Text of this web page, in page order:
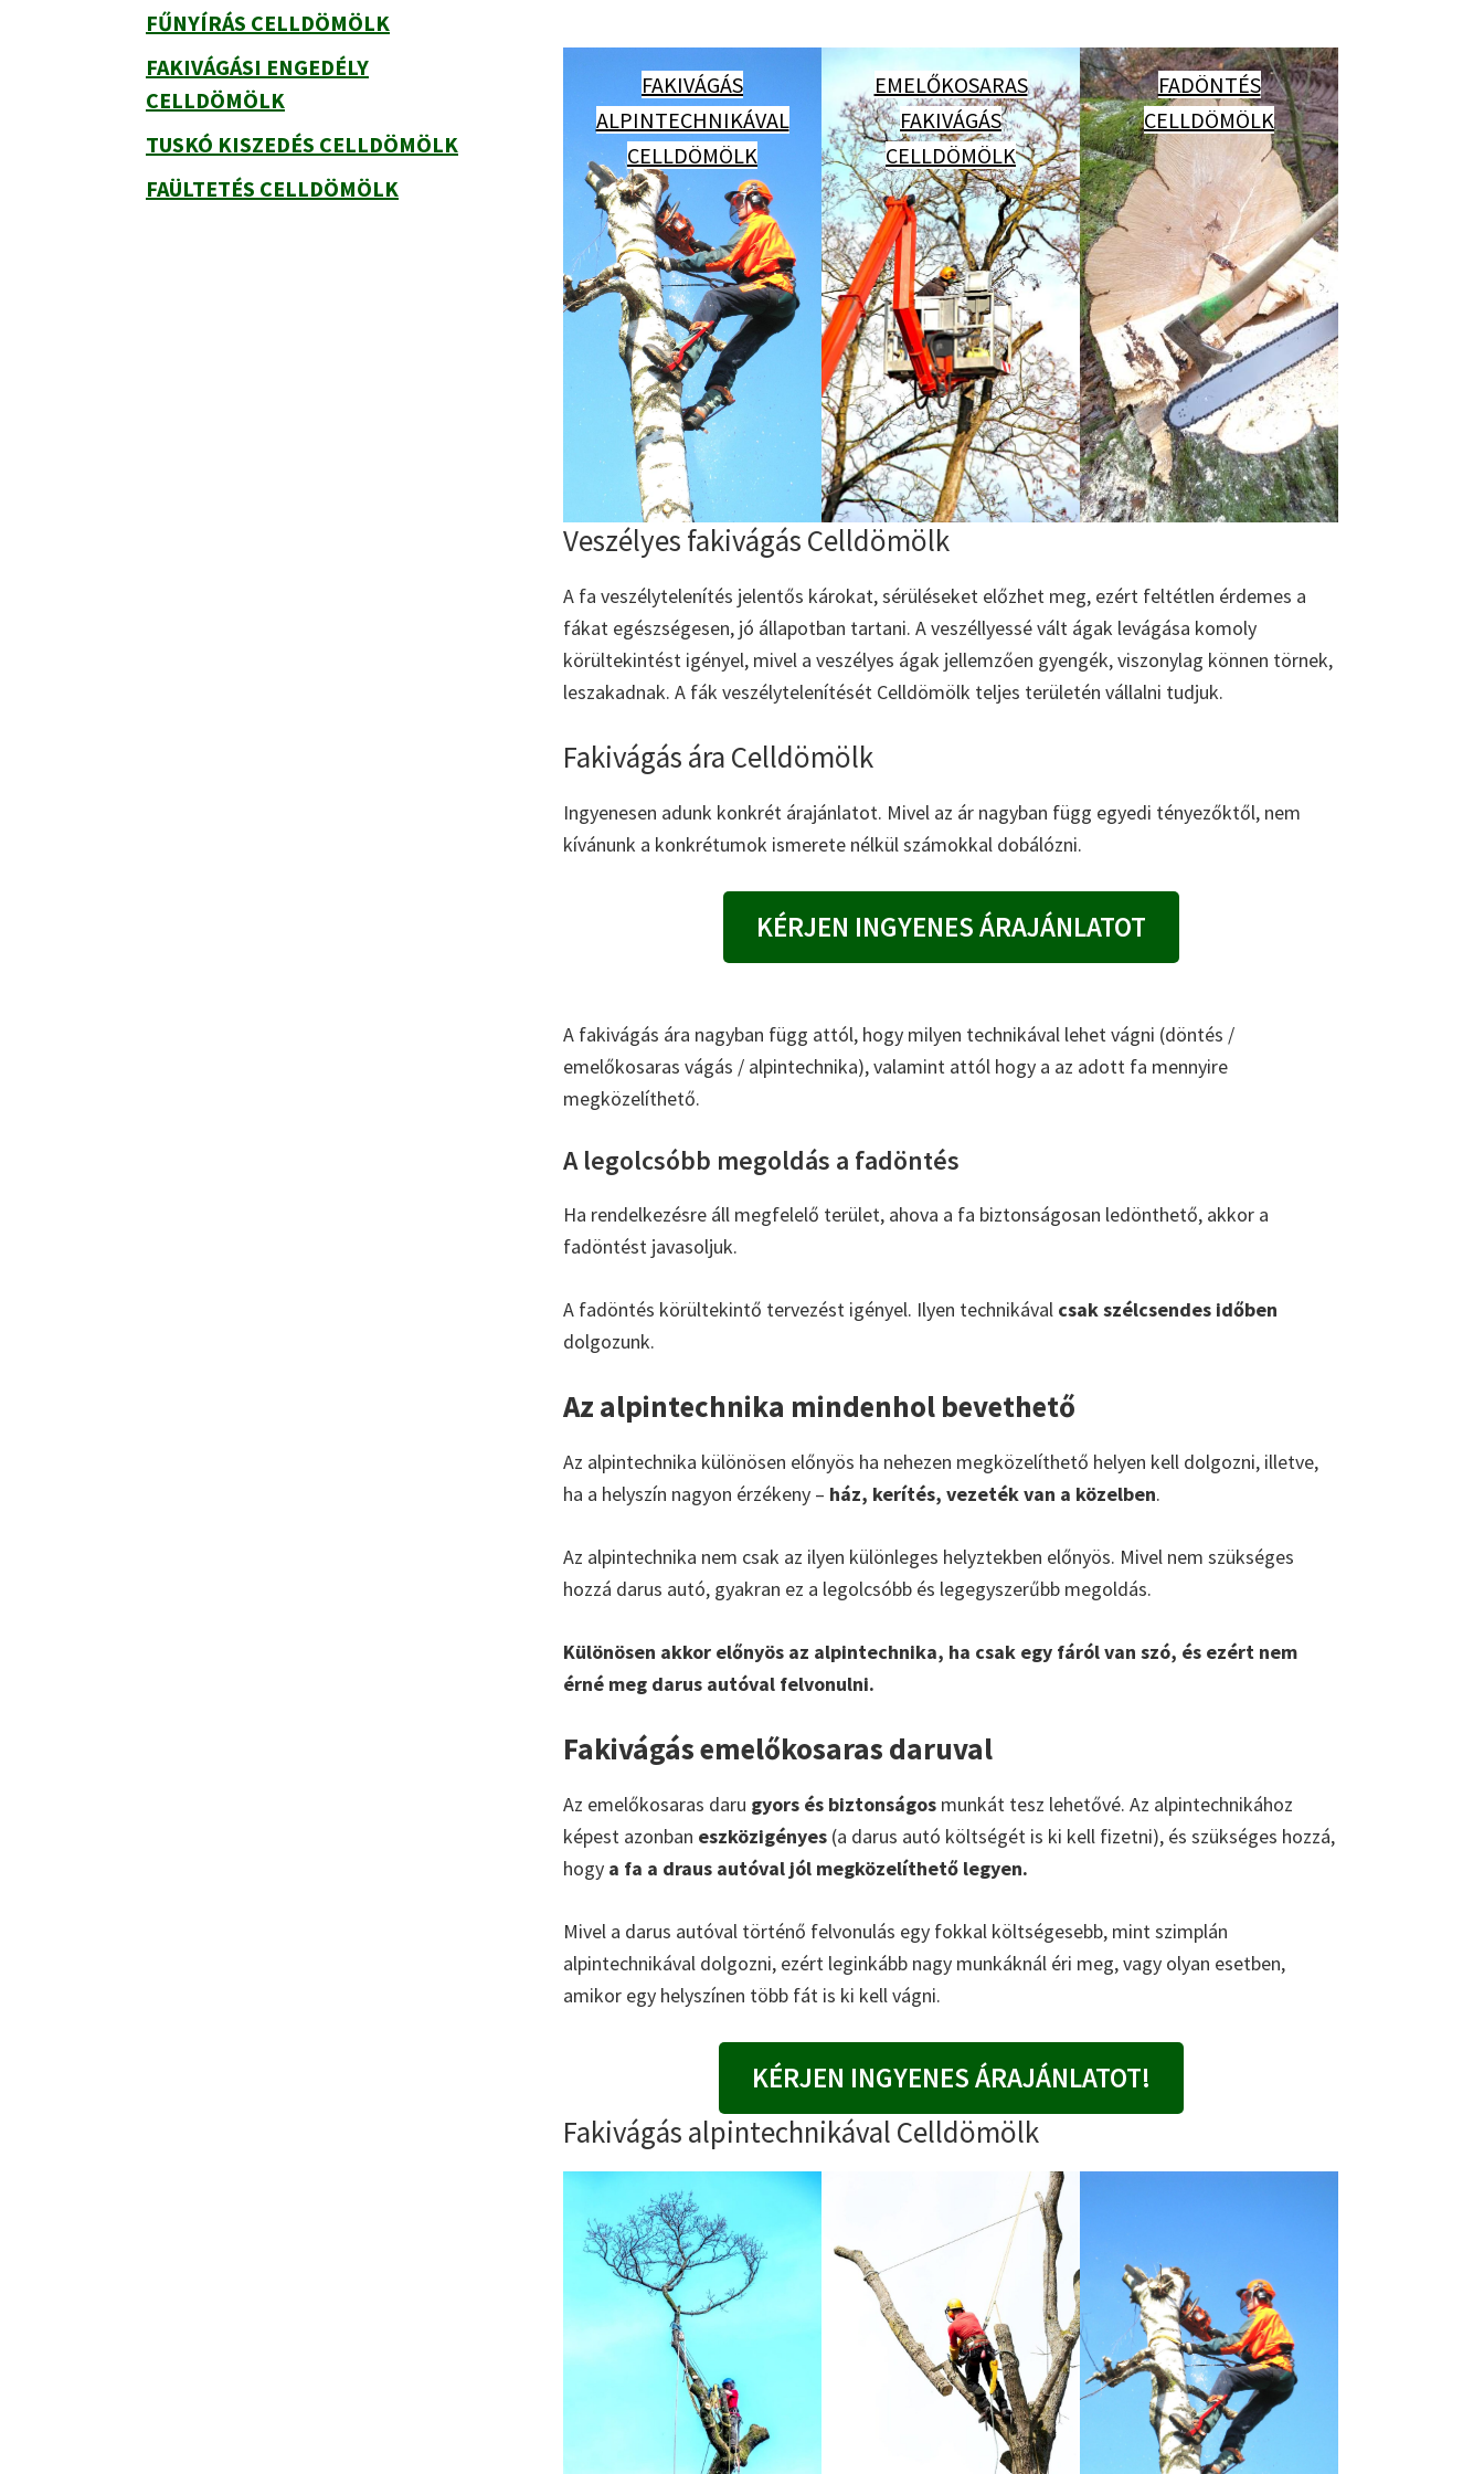
FAKIVÁGÁS
ALPINTECHNIKÁVAL
CELLDÖMÖLK
EMELŐKOSARAS
FAKIVÁGÁS
CELLDÖMÖLK
FADÖNTÉS
CELLDÖMÖLK
Veszélyes fakivágás Celldömölk
A fa veszélytelenítés jelentős károkat, sérüléseket előzhet meg, ezért feltétlen érdemes a
fákat egészségesen, jó állapotban tartani. A veszéllyessé vált ágak levágása komoly
körültekintést igényel, mivel a veszélyes ágak jellemzően gyengék, viszonylag können törnek,
leszakadnak. A fák veszélytelenítését Celldömölk teljes területén vállalni tudjuk.
Fakivágás ára Celldömölk
Ingyenesen adunk konkrét árajánlatot. Mivel az ár nagyban függ egyedi tényezőktől, nem
kívánunk a konkrétumok ismerete nélkül számokkal dobálózni.
KÉRJEN INGYENES ÁRAJÁNLATOT
A fakivágás ára nagyban függ attól, hogy milyen technikával lehet vágni (döntés /
emelőkosaras vágás / alpintechnika), valamint attól hogy a az adott fa mennyire
megközelíthető.
A legolcsóbb megoldás a fadöntés
Ha rendelkezésre áll megfelelő terület, ahova a fa biztonságosan ledönthető, akkor a
fadöntést javasoljuk.
A fadöntés körültekintő tervezést igényel. Ilyen technikával csak szélcsendes időben
dolgozunk.
Az alpintechnika mindenhol bevethető
Az alpintechnika különösen előnyös ha nehezen megközelíthető helyen kell dolgozni, illetve,
ha a helyszín nagyon érzékeny – ház, kerítés, vezeték van a közelben.
Az alpintechnika nem csak az ilyen különleges helyztekben előnyös. Mivel nem szükséges
hozzá darus autó, gyakran ez a legolcsóbb és legegyszerűbb megoldás.
Különösen akkor előnyös az alpintechnika, ha csak egy fáról van szó, és ezért nem
érné meg darus autóval felvonulni.
Fakivágás emelőkosaras daruval
Az emelőkosaras daru gyors és biztonságos munkát tesz lehetővé. Az alpintechnikához
képest azonban eszközigényes (a darus autó költségét is ki kell fizetni), és szükséges hozzá,
hogy a fa a draus autóval jól megközelíthető legyen.
Mivel a darus autóval történő felvonulás egy fokkal költségesebb, mint szimplán
alpintechnikával dolgozni, ezért leginkább nagy munkáknál éri meg, vagy olyan esetben,
amikor egy helyszínen több fát is ki kell vágni.
KÉRJEN INGYENES ÁRAJÁNLATOT!
Fakivágás alpintechnikával Celldömölk
FŰNYÍRÁS CELLDÖMÖLK
FAKIVÁGÁSI ENGEDÉLY
CELLDÖMÖLK
TUSKÓ KISZEDÉS CELLDÖMÖLK
FAÜLTETÉS CELLDÖMÖLK